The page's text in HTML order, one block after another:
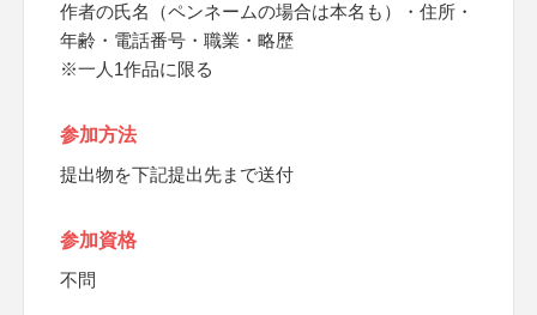
作者の氏名（ペンネームの場合は本名も）・住所・
年齢・電話番号・職業・略歴
※一人1作品に限る
参加方法
提出物を下記提出先まで送付
参加資格
不問